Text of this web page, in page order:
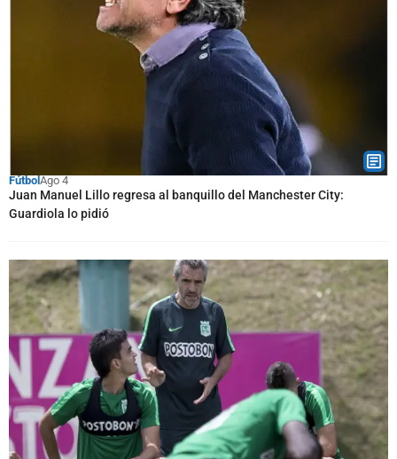
Fútbol Ago 4
Juan Manuel Lillo regresa al banquillo del Manchester City:
Guardiola lo pidió